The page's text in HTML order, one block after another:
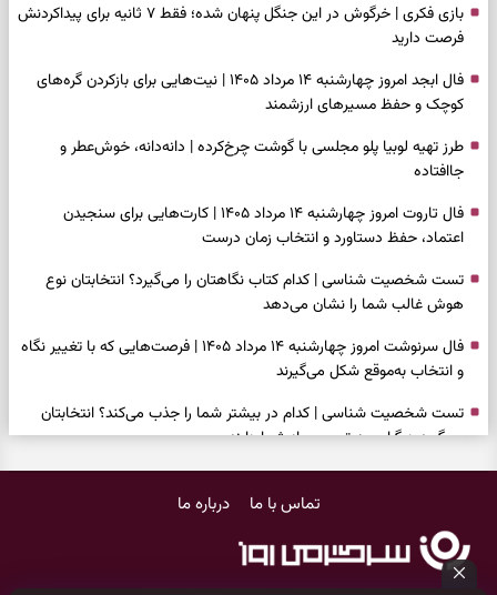
بازی فکری | خرگوش در این جنگل پنهان شده؛ فقط ۷ ثانیه برای پیداکردنش
فرصت دارید
فال ابجد امروز چهارشنبه ۱۴ مرداد ۱۴۰۵ | نیت‌هایی برای بازکردن گره‌های
کوچک و حفظ مسیرهای ارزشمند
طرز تهیه لوبیا پلو مجلسی با گوشت چرخ‌کرده | دانه‌دانه، خوش‌عطر و
جاافتاده
فال تاروت امروز چهارشنبه ۱۴ مرداد ۱۴۰۵ | کارت‌هایی برای سنجیدن
اعتماد، حفظ دستاورد و انتخاب زمان درست
تست شخصیت شناسی | کدام کتاب نگاهتان را می‌گیرد؟ انتخابتان نوع
هوش غالب شما را نشان می‌دهد
فال سرنوشت امروز چهارشنبه ۱۴ مرداد ۱۴۰۵ | فرصت‌هایی که با تغییر نگاه
و انتخاب به‌موقع شکل می‌گیرند
تست شخصیت شناسی | کدام در بیشتر شما را جذب می‌کند؟ انتخابتان
می‌گوید دیگران چه تصویری از شما دارند
ساده و آرام‌کردن شلوغی ذهن
برای پیدا کردن کار این دعای حضرت موسی(ع) را بخوانید؛ دعایی که پس از
آن راه کار و زندگی باز شد
تماس با ما درباره ما